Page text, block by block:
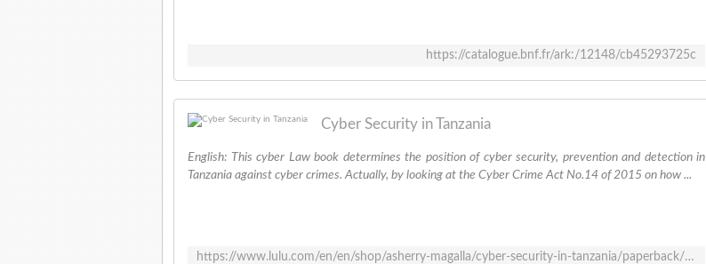
https://catalogue.bnf.fr/ark:/12148/cb45293725c
Cyber Security in Tanzania
English: This cyber Law book determines the position of cyber security, prevention and detection in
Tanzania against cyber crimes. Actually, by looking at the Cyber Crime Act No.14 of 2015 on how ...
https://www.lulu.com/en/en/shop/asherry-magalla/cyber-security-in-tanzania/paperback/product-1dznyw5v.html